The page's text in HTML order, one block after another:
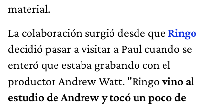
material.
La colaboración surgió desde que Ringo
decidió pasar a visitar a Paul cuando se
enteró que estaba grabando con el
productor Andrew Watt. "Ringovino al
estudio de Andrew y tocó un poco de